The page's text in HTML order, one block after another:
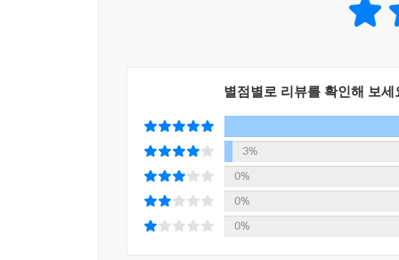
별점별로 리뷰를 확인해 보세
3%
0%
0%
0%